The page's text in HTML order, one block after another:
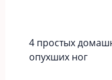
4 простых
опухших ног